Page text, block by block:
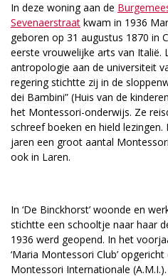
In deze woning aan de
Sevenaerstraat kwam in 1936
geboren op 31 augustus 1870 in
eerste vrouwelijke arts van Italië.
antropologie aan de universiteit
regering stichtte zij in de
dei Bambini” (Huis van de
het Montessori-onderwijs. Ze
schreef boeken en hield
jaren een groot aantal
ook in Laren.
In ‘De Binckhorst’ woonde en
stichtte een schooltje naar haar
1936 werd geopend. In het
‘Maria Montessori Club’
Montessori Internationale